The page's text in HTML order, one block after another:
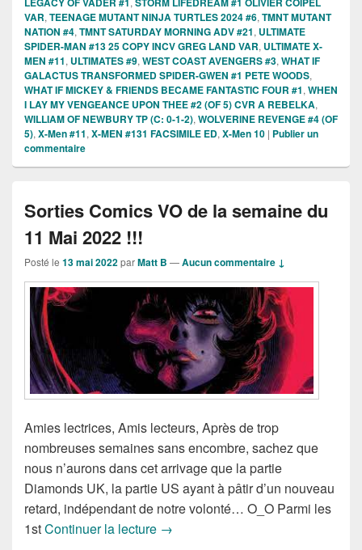
VAR, TEENAGE MUTANT NINJA TURTLES 2024 #6, TMNT MUTANT
NATION #4, TMNT SATURDAY MORNING ADV #21, ULTIMATE
SPIDER-MAN #13 25 COPY INCV GREG LAND VAR, ULTIMATE X-
MEN #11, ULTIMATES #9, WEST COAST AVENGERS #3, WHAT IF
GALACTUS TRANSFORMED SPIDER-GWEN #1 PETE WOODS,
WHAT IF MICKEY & FRIENDS BECAME FANTASTIC FOUR #1, WHEN
I LAY MY VENGEANCE UPON THEE #2 (OF 5) CVR A REBELKA,
WILLIAM OF NEWBURY TP (C: 0-1-2), WOLVERINE REVENGE #4 (OF
5), X-Men #11, X-MEN #131 FACSIMILE ED, X-Men 10 | Publier un
commentaire
Sorties Comics VO de la semaine du
11 Mai 2022 !!!
Posté le 13 mai 2022parMatt B —Aucun commentaire ↓
Amies lectrices, Amis lecteurs, Après de trop
nombreuses semaines sans encombre, sachez que
nous n’aurons dans cet arrivage que la partie
Diamonds UK, la partie US ayant à pâtir d’un nouveau
retard, indépendant de notre volonté… O_O Parmi les
1stContinuer la lecture Sorties Comics VO de la semaine
→